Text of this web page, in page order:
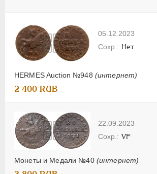
05.12.2023
HERMES Auction №948 (интернет)
Нет
2 400 RUB
22.09.2023
Монеты и Медали №40 (интернет)
VF